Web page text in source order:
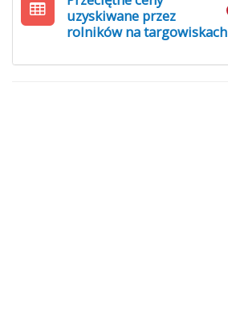
uzyskiwane przez
rolników na targowiskach